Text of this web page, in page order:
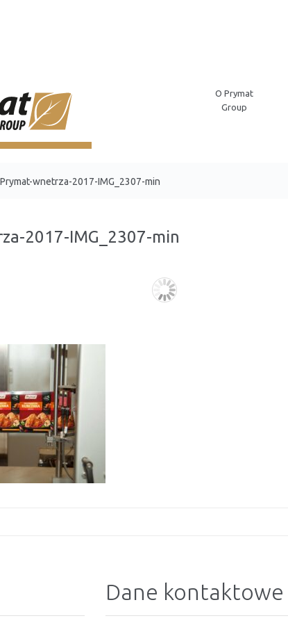
O Prymat
Group
Prymat-wnetrza-2017-IMG_2307-min
2017-IMG_2307-min
Dane kontaktowe